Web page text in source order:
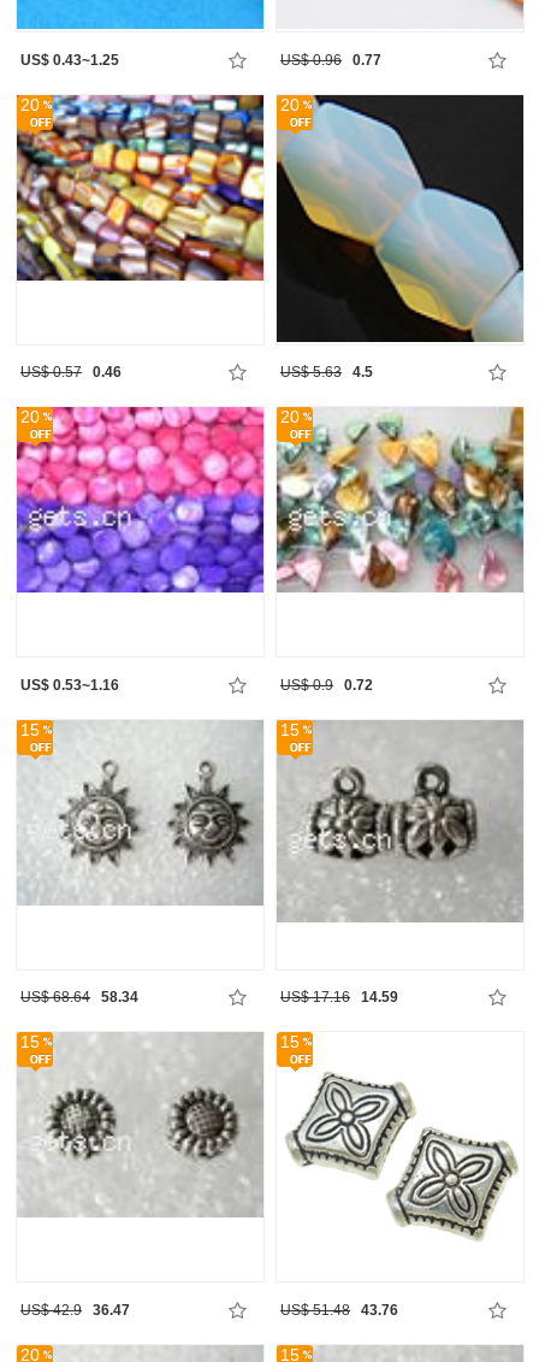
US$ 0.43~1.25 US$ 0.96 0.77
20
US$ 0.57 0.46
20
US$ 5.63 4.5
20
US$ 0.53~1.16
20
US$ 0.9 0.72
15
US$ 68.64 58.34
15
US$ 17.16 14.59
15
US$ 42.9 36.47
15
US$ 51.48 43.76
20 15